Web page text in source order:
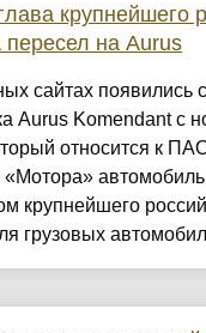
крупнейшего
пересел на Aurus
сайтах появились
Aurus Komendant с
относится к
автомобиль
крупнейшего
грузовых